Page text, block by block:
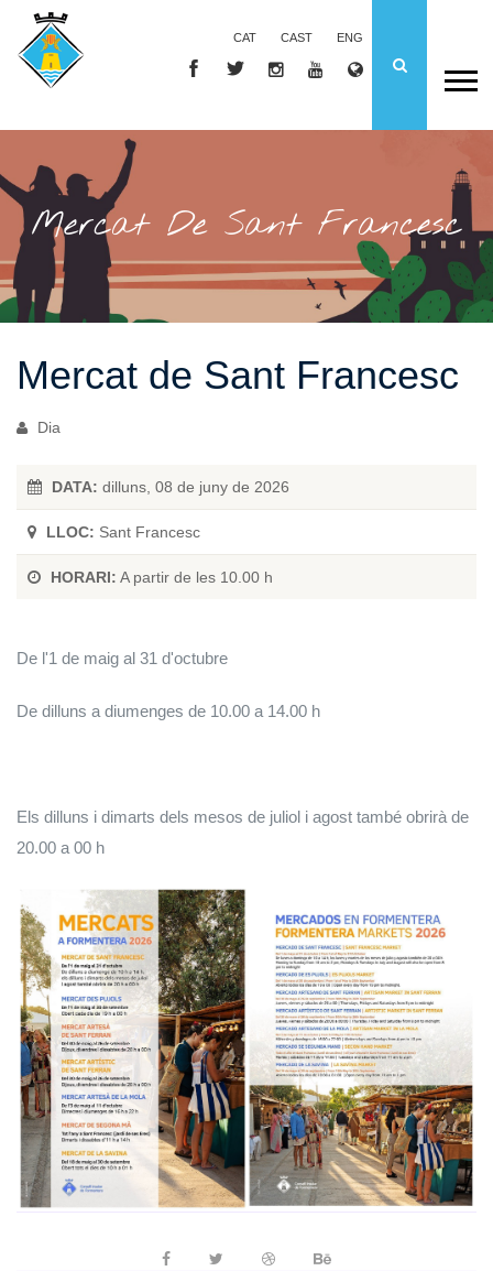
CAT CAST ENG
Mercat De Sant Francesc
Mercat de Sant Francesc
Dia
DATA: dilluns, 08 de juny de 2026
LLOC: Sant Francesc
HORARI: A partir de les 10.00 h
De l'1 de maig al 31 d'octubre
De dilluns a diumenges de 10.00 a 14.00 h
Els dilluns i dimarts dels mesos de juliol i agost també obrirà de
20.00 a 00 h